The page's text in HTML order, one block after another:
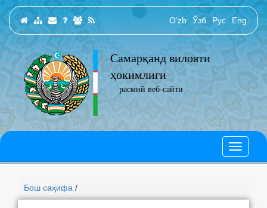
O‘zb Ўзб Рус Eng
Самарқанд вилояти
ҳокимлиги
расмий веб-сайти
Бош саҳифа /